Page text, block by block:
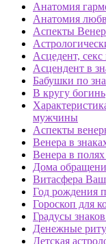
Анатомия
Анатомия
Аспекты
Асцедент, секс
Асцендент в
Бабушки по
В кругу богинь
мужчины
Аспекты
Венера в
Венера в
Дома
Витасфера
Год рождения
Гороскоп для
Градусы
Денежные
Детская